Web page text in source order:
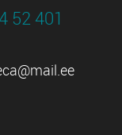
52 401